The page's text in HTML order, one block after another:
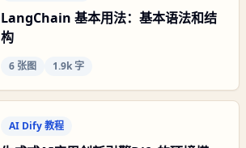
LangChain 基本用法：基本语法和结
构
6 张图 1.9k 字
AI Dify 教程